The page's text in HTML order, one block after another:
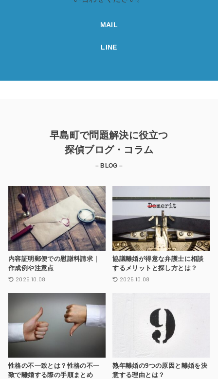
MAIL
LINE
早島町で問題解決に役立つ
探偵ブログ・コラム
– BLOG –
内容証明郵便での慰謝料請求｜
作成例や注意点
2025.10.08
協議離婚が得意な弁護士に相談
するメリットと探し方とは？
2025.10.08
性格の不一致とは？性格の不一
致で離婚する際の手順まとめ
熟年離婚の9つの原因と離婚を決
意する理由とは？